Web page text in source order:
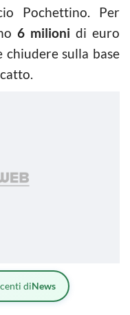
Pochettino. Per
6 milioni di euro
chiudere sulla base
diNews